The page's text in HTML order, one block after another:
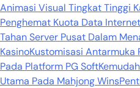
Animasi Visual Tingkat Tinggi
Penghemat Kuota Data
Tahan Server Pusat Dalam
KasinoKustomisasi Antarmuka
Pada Platform PG Soft
Utama Pada Mahjong Wins